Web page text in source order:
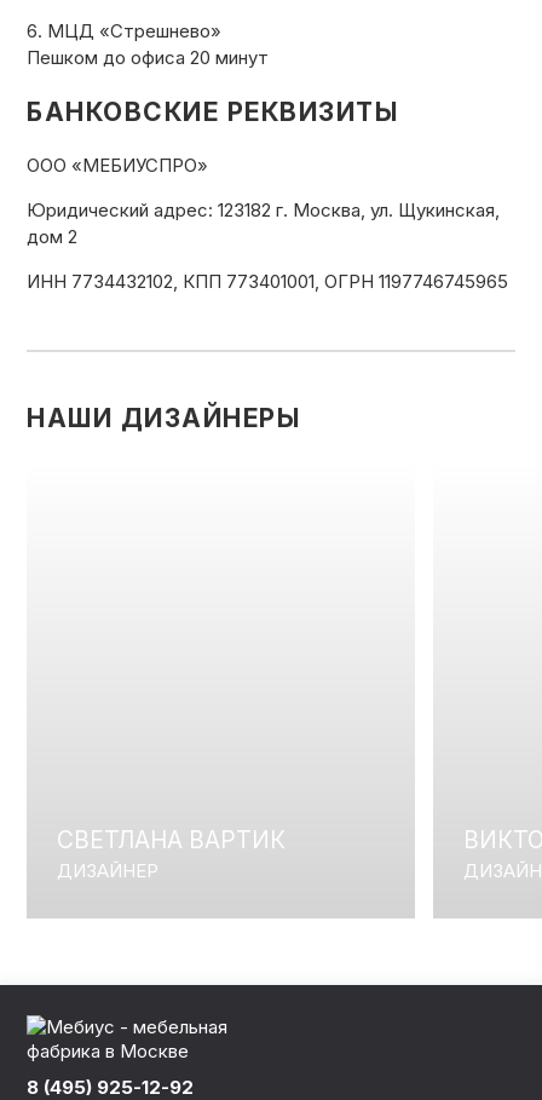
6. МЦД «Стрешнево»
Пешком до офиса 20 минут
БАНКОВСКИЕ РЕКВИЗИТЫ
ООО «МЕБИУСПРО»
Юридический адрес: 123182 г. Москва, ул. Щукинская,
дом 2
ИНН 7734432102, КПП 773401001, ОГРН 1197746745965
НАШИ ДИЗАЙНЕРЫ
СВЕТЛАНА ВАРТИК
ДИЗАЙНЕР
8 (495) 925-12-92